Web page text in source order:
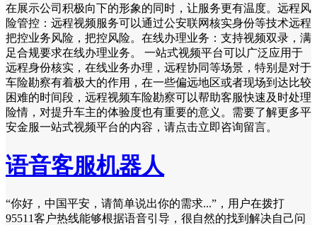
在展示公司积极向下的形象的同时，让服务更有温度。远程风
险管控：远程视频服务可以通过公安联网核实身份等技术远程
把控业务风险，把控风险。在线办理业务：支持视频双录，满
足合规要求在线办理业务。 一站式视频平台可以广泛应用于
远程身份核实，在线业务办理，远程协同等场景，特别是对于
车险勘察有着极大的作用，在一些偏远地区或者现场到达比较
困难的时间段，远程视频车险勘察可以帮助客服快速及时处理
险情，对提升车主的体验度也有重要的意义。需要了解更多平
安金服一站式视频平台的内容，请点击立即咨询留言。
语音客服机器人
“你好，中国平安，请简单说出你的需求...”，用户在拨打
95511客户热线能够根据语音引导，很自然的找到解决自己问